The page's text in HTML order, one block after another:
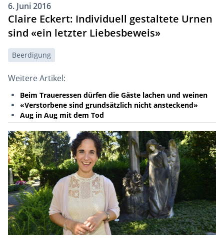
6. Juni 2016
Claire Eckert: Individuell gestaltete Urnen
sind «ein letzter Liebesbeweis»
Beerdigung
Weitere Artikel:
Beim Traueressen dürfen die Gäste lachen und weinen
«Verstorbene sind grundsätzlich nicht ansteckend»
Aug in Aug mit dem Tod